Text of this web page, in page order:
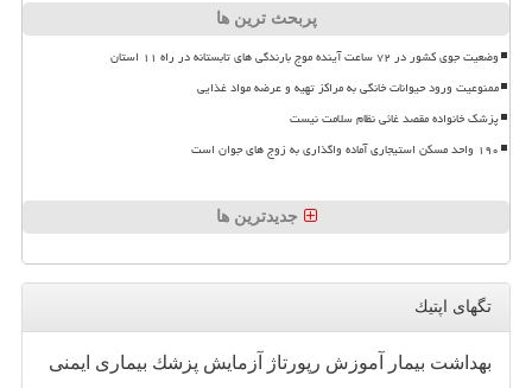
پربحث ترین ها
وضعیت جوی کشور در ۷۲ ساعت آینده موج بارندگی های تابستانه در راه ۱۱ استان
ممنوعیت ورود حیوانات خانگی به مراکز تهیه و عرضه مواد غذایی
پزشک خانواده مقصد غائی نظام سلامت نیست
۱۹۰ واحد مسکن استیجاری آماده واگذاری به زوج های جوان است
جدیدترین ها
تگهای اپتیك
بهداشت بیمار آموزش رپورتاژ آزمایش پزشك بیماری ایمنی